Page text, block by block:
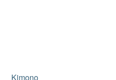
Kimono